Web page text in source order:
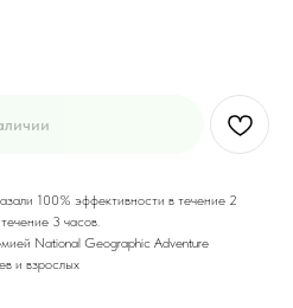
100% эффективности в течение 2
3 часов.
National Geographic Adventure
и взрослых